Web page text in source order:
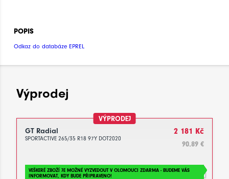
POPIS
Odkaz do databáze EPREL
Výprodej
VÝPRODEJ
GT Radial
SPORTACTIVE 265/35 R18 97Y DOT2020
2 181 Kč
90.89 €
VEŠKERÉ ZBOŽÍ JE MOŽNÉ VYZVEDOUT V OLOMOUCI ZDARMA - BUDEME VÁS
INFORMOVAT, KDY BUDE PŘIPRAVENO!